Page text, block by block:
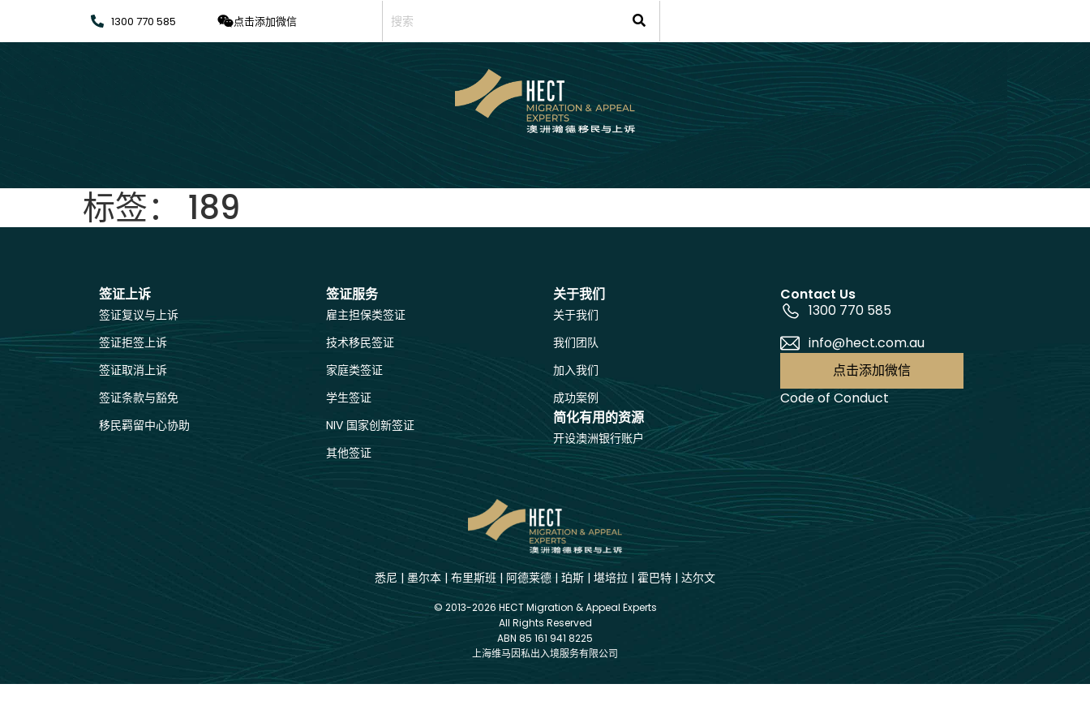
1300 770 585 点击添加微信
标签： 189
签证上诉
签证复议与上诉
签证拒签上诉
签证取消上诉
签证条款与豁免
移民羁留中心协助
签证服务
雇主担保类签证
技术移民签证
家庭类签证
学生签证
NIV 国家创新签证
其他签证
关于我们
关于我们
我们团队
加入我们
成功案例
简化有用的资源
开设澳洲银行账户
Contact Us
1300 770 585
info@hect.com.au
点击添加微信
Code of Conduct
悉尼 | 墨尔本 | 布里斯班 | 阿德莱德 | 珀斯 | 堪培拉 | 霍巴特 | 达尔文
© 2013-2026 HECT Migration & Appeal Experts
All Rights Reserved
ABN 85 161 941 8225
上海维马因私出入境服务有限公司